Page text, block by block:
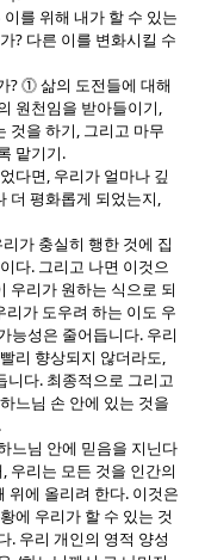
를 위해 내가 할 수 있는
? 다른 이를 변화시킬 수
?⓵삶의 도전들에 대해
원천임을 받아들이기 ,
것을 하기, 그리고 마무
맡기기.
다면 , 우리가 얼마나 깊
더 평화롭게 되었는지 ,
가 충실히 행한 것에 집
다. 그리고 나면 이것으
우리가 원하는 식으로 되
리가 도우려 하는 이도 우
능성은 줄어듭니다. 우리
리 향상되지 않더라도 ,
니다. 최종적으로 그리고
느님 손 안에 있는 것을
.
느님 안에 믿음을 지닌다
, 우리는 모든 것을 인간의
위에 올리려 한다. 이것은
에 우리가 할 수 있는 것
. 우리 개인의 영적 양성